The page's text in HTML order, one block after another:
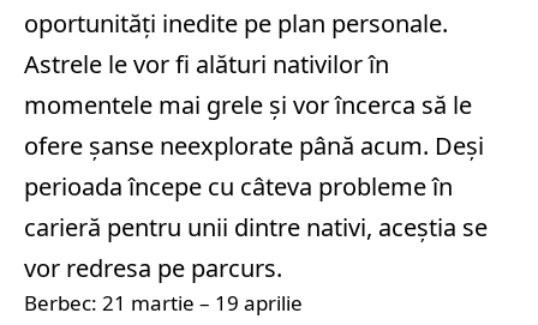
oportunități inedite pe plan personale.
Astrele le vor fi alături nativilor în
momentele mai grele și vor încerca să le
ofere șanse neexplorate până acum. Deși
perioada începe cu câteva probleme în
carieră pentru unii dintre nativi, aceștia se
vor redresa pe parcurs.
Berbec: 21 martie – 19 aprilie